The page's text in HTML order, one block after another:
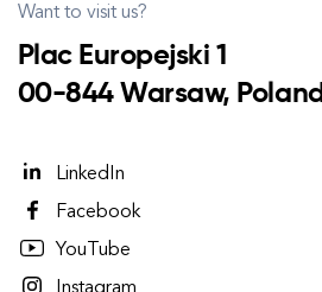
Want to visit us?
Plac Europejski 1
00-844 Warsaw, Poland
LinkedIn
Facebook
YouTube